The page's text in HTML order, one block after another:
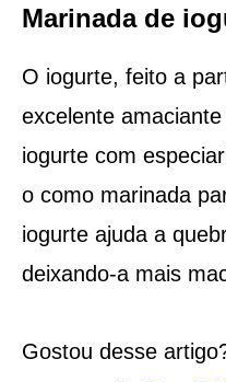
Marinada de
O iogurte, feito a
excelente
iogurte com
o como marinada
iogurte ajuda a
deixando-a mais
Gostou desse